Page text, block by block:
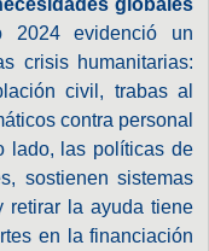
evidenció un
crisis humanitarias:
civil, trabas al
contra personal
lado, las políticas de
sostienen sistemas
retirar la ayuda tiene
en la financiación